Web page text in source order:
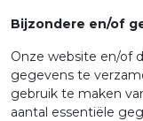
Bijzondere en/of
Onze website en/of
gegevens te
gebruik te maken
aantal essentiële